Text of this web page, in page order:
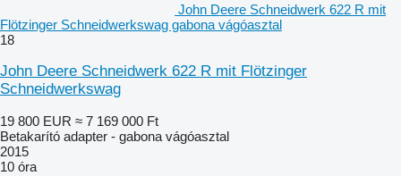
John Deere Schneidwerk 622 R mit
Flötzinger Schneidwerkswag gabona vágóasztal
18
John Deere Schneidwerk 622 R mit Flötzinger
Schneidwerkswag
19 800 EUR ≈ 7 169 000 Ft
Betakarító adapter - gabona vágóasztal
2015
10 óra